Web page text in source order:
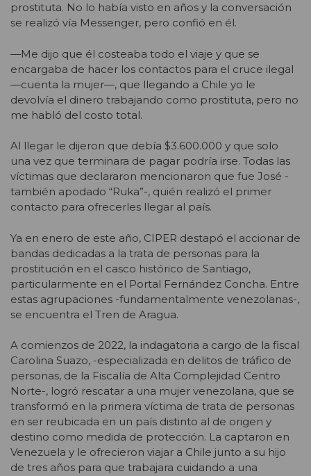
prostituta. No lo había visto en años y la conversación
se realizó vía Messenger, pero confió en él.
—Me dijo que él costeaba todo el viaje y que se
encargaba de hacer los contactos para el cruce ilegal
—cuenta la mujer—, que llegando a Chile yo le
devolvía el dinero trabajando como prostituta, pero no
me habló del costo total.
Al llegar le dijeron que debía $3.600.000 y que solo
una vez que terminara de pagar podría irse. Todas las
víctimas que declararon mencionaron que fue José -
también apodado “Ruka”-, quién realizó el primer
contacto para ofrecerles llegar al país.
Ya en enero de este año, CIPER destapó el accionar de
bandas dedicadas a la trata de personas para la
prostitución en el casco histórico de Santiago,
particularmente en el Portal Fernández Concha. Entre
estas agrupaciones -fundamentalmente venezolanas-,
se encuentra el Tren de Aragua.
A comienzos de 2022, la indagatoria a cargo de la fiscal
Carolina Suazo, -especializada en delitos de tráfico de
personas, de la Fiscalía de Alta Complejidad Centro
Norte-, logró rescatar a una mujer venezolana, que se
transformó en la primera víctima de trata de personas
en ser reubicada en un país distinto al de origen y
destino como medida de protección. La captaron en
Venezuela y le ofrecieron viajar a Chile junto a su hijo
de tres años para que trabajara cuidando a una